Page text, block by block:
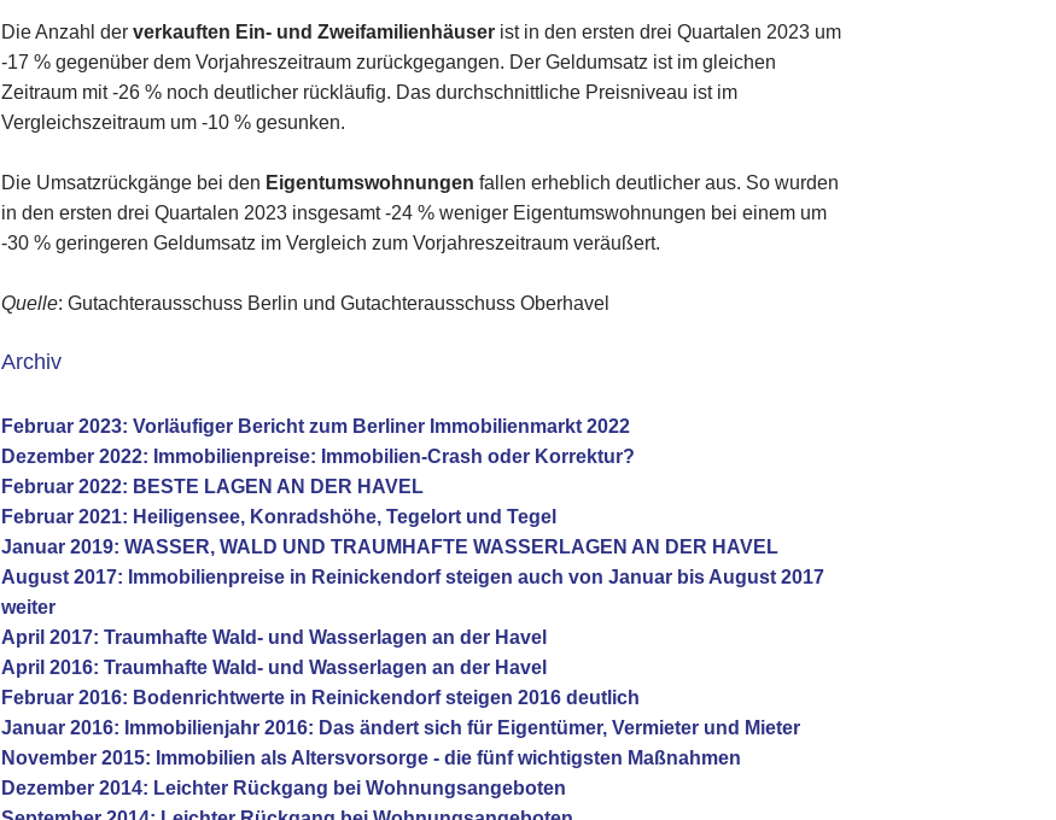
Die Anzahl derverkauften Ein- und Zweifamilienhäuser ist in den ersten drei Quartalen 2023 um
-17 % gegenüber dem Vorjahreszeitraum zurückgegangen. Der Geldumsatz ist im gleichen
Zeitraum mit -26 % noch deutlicher rückläufig. Das durchschnittliche Preisniveau ist im
Vergleichszeitraum um -10 % gesunken.
Die Umsatzrückgänge bei den Eigentumswohnungen fallen erheblich deutlicher aus. So wurden
in den ersten drei Quartalen 2023 insgesamt -24 % weniger Eigentumswohnungen bei einem um
-30 % geringeren Geldumsatz im Vergleich zum Vorjahreszeitraum veräußert.
Quelle: Gutachterausschuss Berlin und Gutachterausschuss Oberhavel
Archiv
Februar 2023: Vorläufiger Bericht zum Berliner Immobilienmarkt 2022
Dezember 2022: Immobilienpreise: Immobilien-Crash oder Korrektur?
Februar 2022: BESTE LAGEN AN DER HAVEL
Februar 2021: Heiligensee, Konradshöhe, Tegelort und Tegel
Januar 2019: WASSER, WALD UND TRAUMHAFTE WASSERLAGEN AN DER HAVEL
August 2017: Immobilienpreise in Reinickendorf steigen auch von Januar bis August 2017
weiter
April 2017: Traumhafte Wald- und Wasserlagen an der Havel
April 2016: Traumhafte Wald- und Wasserlagen an der Havel
Februar 2016: Bodenrichtwerte in Reinickendorf steigen 2016 deutlich
Januar 2016: Immobilienjahr 2016: Das ändert sich für Eigentümer, Vermieter und Mieter
November 2015: Immobilien als Altersvorsorge - die fünf wichtigsten Maßnahmen
Dezember 2014: Leichter Rückgang bei Wohnungsangeboten